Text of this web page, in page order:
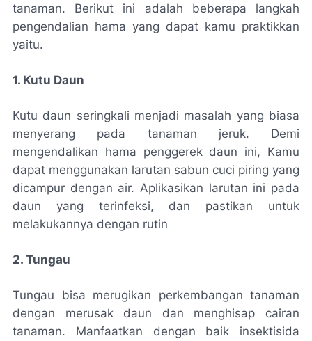
tanaman. Berikut ini adalah beberapa langkah
pengendalian hama yang dapat kamu praktikkan
yaitu.
1. Kutu Daun
Kutu daun seringkali menjadi masalah yang biasa
menyerang pada tanaman jeruk. Demi
mengendalikan hama penggerek daun ini, Kamu
dapat menggunakan larutan sabun cuci piring yang
dicampur dengan air. Aplikasikan larutan ini pada
daun yang terinfeksi, dan pastikan untuk
melakukannya dengan rutin
2. Tungau
Tungau bisa merugikan perkembangan tanaman
dengan merusak daun dan menghisap cairan
tanaman. Manfaatkan dengan baik insektisida